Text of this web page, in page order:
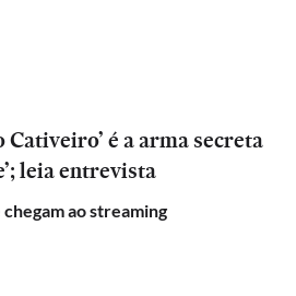
Cativeiro’ é a arma secreta
leia entrevista
ao streaming